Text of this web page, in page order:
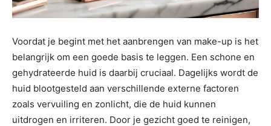
Voordat je begint met het aanbrengen van make-up is het
belangrijk om een goede basis te leggen. Een schone en
gehydrateerde huid is daarbij cruciaal. Dagelijks wordt de
huid blootgesteld aan verschillende externe factoren
zoals vervuiling en zonlicht, die de huid kunnen
uitdrogen en irriteren. Door je gezicht goed te reinigen,